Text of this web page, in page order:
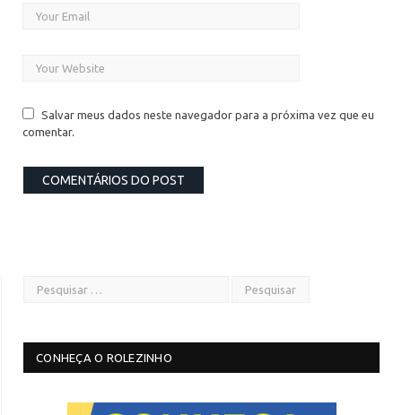
Salvar meus dados neste navegador para a próxima vez que eu
comentar.
CONHEÇA O ROLEZINHO